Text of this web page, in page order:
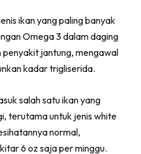
ikan yang paling banyak
Omega 3 dalam daging
penyakit jantung, mengawal
kadar trigliserida.
salah satu ikan yang
terutama untuk jenis white
normal,
6 oz saja per minggu.